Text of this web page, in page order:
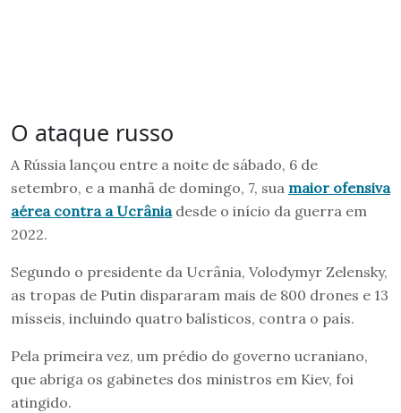
O ataque russo
A Rússia lançou entre a noite de sábado, 6 de
setembro, e a manhã de domingo, 7, sua maior ofensiva
aérea contra a Ucrâniadesde o início da guerra em
2022.
Segundo o presidente da Ucrânia, Volodymyr Zelensky,
as tropas de Putin dispararam mais de 800 drones e 13
mísseis, incluindo quatro balísticos, contra o país.
Pela primeira vez, um prédio do governo ucraniano,
que abriga os gabinetes dos ministros em Kiev, foi
atingido.